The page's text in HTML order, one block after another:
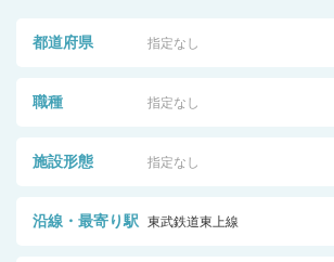
都道府県 指定なし
職種 指定なし
施設形態 指定なし
沿線・最寄り駅 東武鉄道東上線